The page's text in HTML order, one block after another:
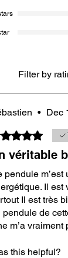
Filter by
• Dec
5 out of 5
véritable
pendule
Il est
Il est très
pendule de
m’a
Le bois de
this helpful?